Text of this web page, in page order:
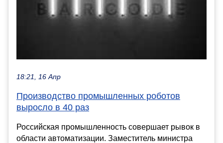
18:21, 16 Апр
Производство промышленных роботов
выросло в 40 раз
Российская промышленность совершает рывок в
области автоматизации. Заместитель министра